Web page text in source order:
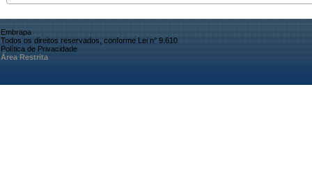
Embrapa
Todos os direitos reservados, conforme Lei n° 9.610
Política de Privacidade
Área Restrita